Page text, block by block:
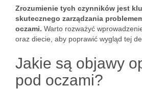
Zrozumienie tych czynników jest
skutecznego zarządzania
oczami. Warto rozważyć
oraz diecie, aby poprawić wygląd tej
Jakie są objawy
pod oczami?